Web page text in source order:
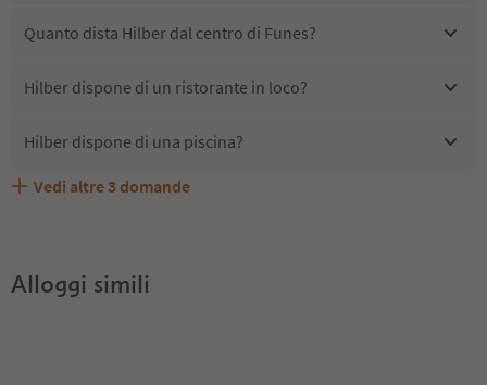
Quanto dista Hilber dal centro di Funes?
Hilber dispone di un ristorante in loco?
Hilber dispone di una piscina?
Hilber accetta animali domestici?
Quali servizi/attività sono disponibili presso Hilber?
Gli ospiti di Hilber ricevono l'Alto Adige Guest Pass?
Vedi altre 3 domande
Alloggi simili